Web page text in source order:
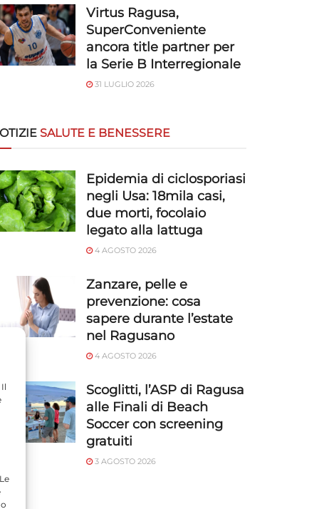
Virtus Ragusa,
SuperConveniente
ancora title partner per
la Serie B Interregionale
31 LUGLIO 2026
SALUTE E BENESSERE
Epidemia di ciclosporiasi
negli Usa: 18mila casi,
due morti, focolaio
legato alla lattuga
4 AGOSTO 2026
Zanzare, pelle e
prevenzione: cosa
sapere durante l’estate
nel Ragusano
4 AGOSTO 2026
Scoglitti, l’ASP di Ragusa
alle Finali di Beach
Soccer con screening
gratuiti
3 AGOSTO 2026